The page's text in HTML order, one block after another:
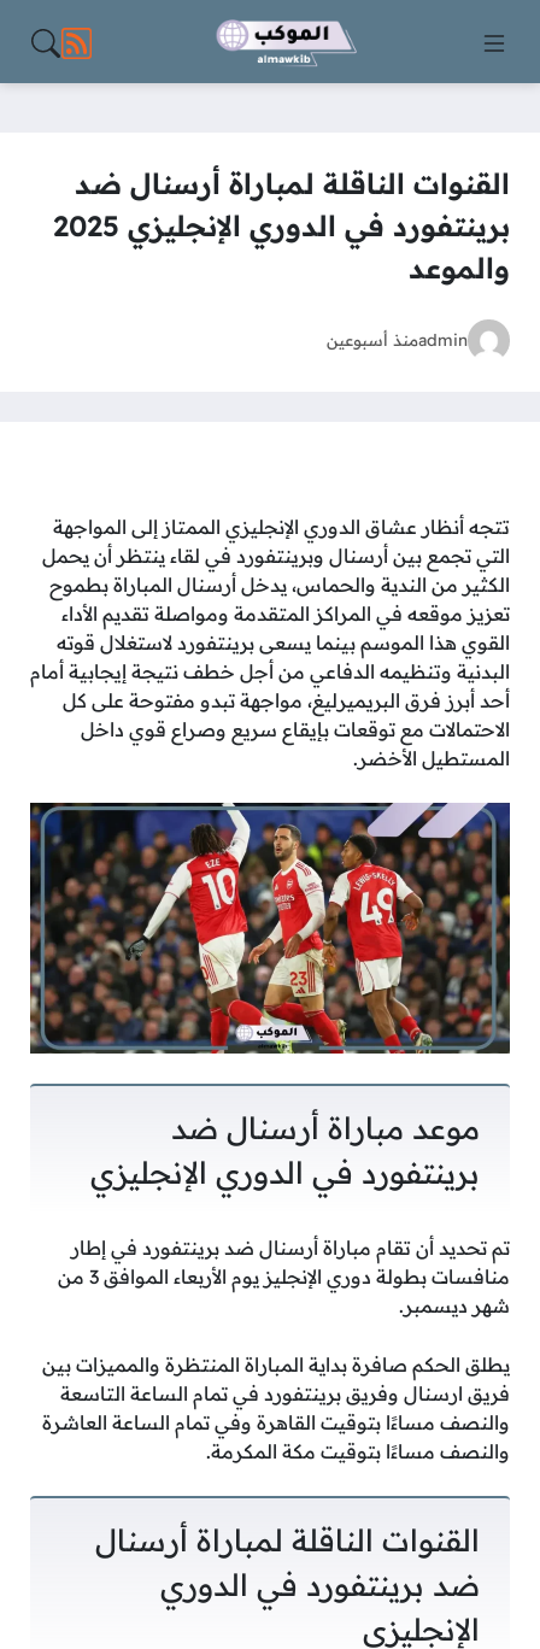
مواقع
القنوات الناقلة لمباراة أرسنال ضد
برينتفورد في الدوري الإنجليزي 2025
والموعد
adminمنذ أسبوعين
تتجه أنظار عشاق الدوري الإنجليزي الممتاز إلى المواجهة
التي تجمع بين أرسنال وبرينتفورد في لقاء ينتظر أن يحمل
الكثير من الندية والحماس، يدخل أرسنال المباراة بطموح
تعزيز موقعه في المراكز المتقدمة ومواصلة تقديم الأداء
القوي هذا الموسم بينما يسعى برينتفورد لاستغلال قوته
البدنية وتنظيمه الدفاعي من أجل خطف نتيجة إيجابية أمام
أحد أبرز فرق البريميرليغ، مواجهة تبدو مفتوحة على كل
الاحتمالات مع توقعات بإيقاع سريع وصراع قوي داخل
المستطيل الأخضر.
موعد مباراة أرسنال ضد
برينتفورد في الدوري الإنجليزي
تم تحديد أن تقام مباراة أرسنال ضد برينتفورد في إطار
منافسات بطولة دوري الإنجليز يوم الأربعاء الموافق 3 من
شهر ديسمبر.
يطلق الحكم صافرة بداية المباراة المنتظرة والمميزات بين
فريق ارسنال وفريق برينتفورد في تمام الساعة التاسعة
والنصف مساءًا بتوقيت القاهرة وفي تمام الساعة العاشرة
والنصف مساءًا بتوقيت مكة المكرمة.
القنوات الناقلة لمباراة أرسنال
ضد برينتفورد في الدوري
الإنجليزي